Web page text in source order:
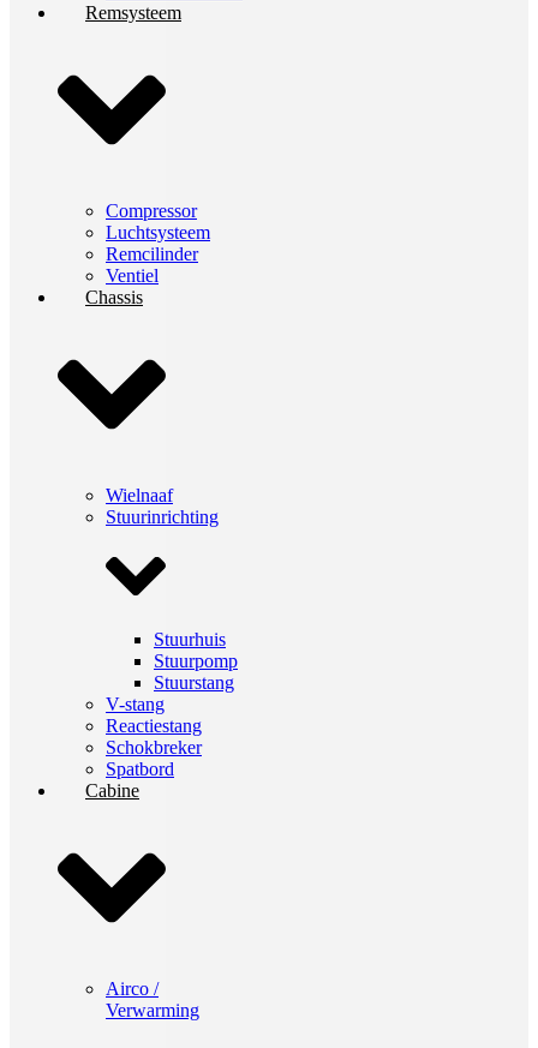
Remsysteem
Compressor
Luchtsysteem
Remcilinder
Ventiel
Chassis
Wielnaaf
Stuurinrichting
Stuurhuis
Stuurpomp
Stuurstang
V-stang
Reactiestang
Schokbreker
Spatbord
Cabine
Airco /
Verwarming